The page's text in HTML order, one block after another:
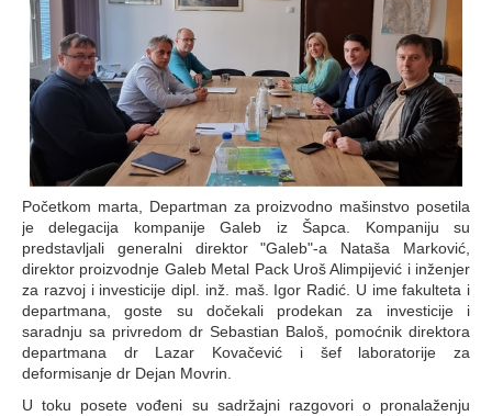
Početkom marta, Departman za proizvodno mašinstvo posetila
je delegacija kompanije Galeb iz Šapca. Kompaniju su
predstavljali generalni direktor "Galeb"-a Nataša Marković,
direktor proizvodnje Galeb Metal Pack Uroš Alimpijević i inženjer
za razvoj i investicije dipl. inž. maš. Igor Radić. U ime fakulteta i
departmana, goste su dočekali prodekan za investicije i
saradnju sa privredom dr Sebastian Baloš, pomoćnik direktora
departmana dr Lazar Kovačević i šef laboratorije za
deformisanje dr Dejan Movrin.
U toku posete vođeni su sadržajni razgovori o pronalaženju